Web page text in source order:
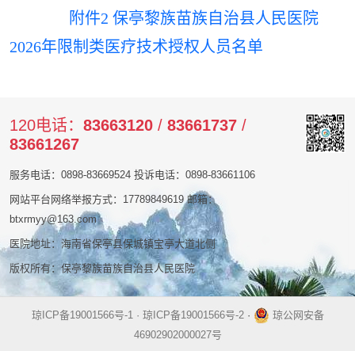
附件2 保亭黎族苗族自治县人民医院
2026年限制类医疗技术授权人员名单
120电话： 83663120 / 83661737 /
83661267
服务电话：0898-83669524 投诉电话：0898-83661106
网站平台网络举报方式：17789849619 邮箱：
btxrmyy@163.com
医院地址：海南省保亭县保城镇宝亭大道北侧
版权所有：保亭黎族苗族自治县人民医院
琼ICP备19001566号-1 · 琼ICP备19001566号-2·
琼公网安备
46902902000027号